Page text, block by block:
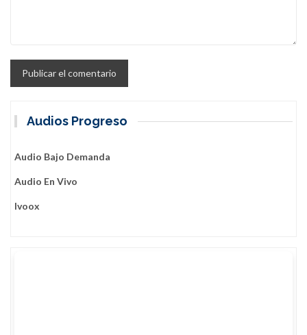
Audios Progreso
Audio Bajo Demanda
Audio En Vivo
Ivoox